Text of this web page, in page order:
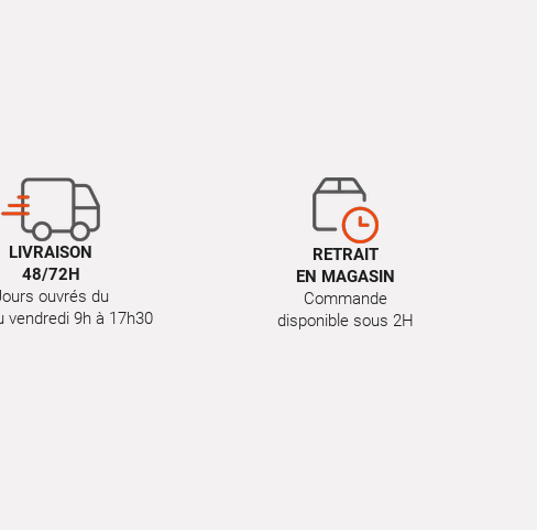
LIVRAISON
48/72H
ouvrés du
vendredi 9h à 17h30
RETRAIT
EN MAGASIN
Commande
disponible sous 2H